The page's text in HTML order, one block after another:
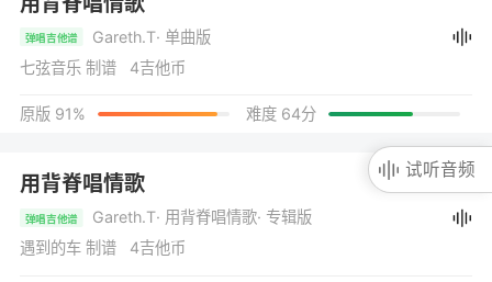
弹唱吉他谱 Gareth.T· 单曲版
七弦音乐 制谱 4吉他币
原版 91% 难度 64分
用背脊唱情歌
弹唱吉他谱 Gareth.T· 用背脊唱情歌· 专辑版
遇到的车 制谱 4吉他币
试听音频